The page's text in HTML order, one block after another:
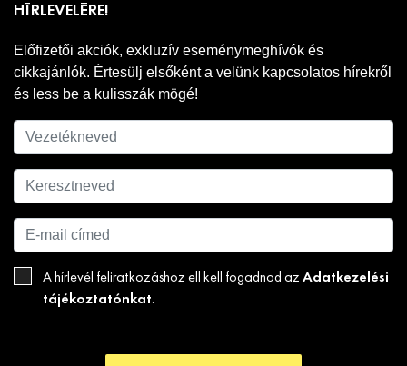
HÍRLEVELÉRE!
Előfizetői akciók, exkluzív eseménymeghívók és
cikkajánlók. Értesülj elsőként a velünk kapcsolatos hírekről
és less be a kulisszák mögé!
A hírlevél feliratkozáshoz ell kell fogadnod az Adatkezelési
tájékoztatónkat.